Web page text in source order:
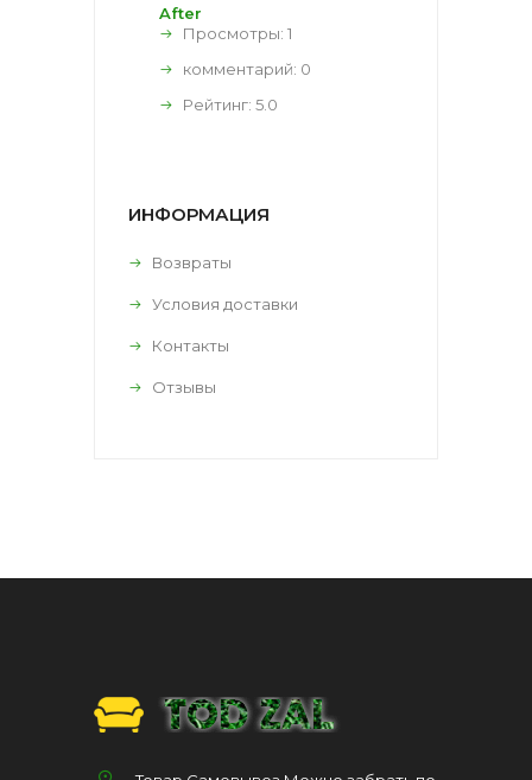
After
Просмотры: 1
комментарий: 0
Рейтинг: 5.0
ИНФОРМАЦИЯ
Возвраты
Условия доставки
Контакты
Отзывы